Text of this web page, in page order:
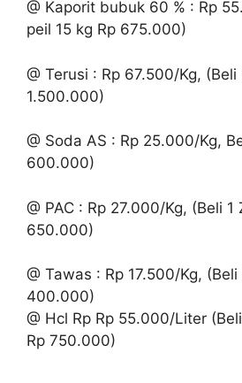
@ Kaporit bubuk 60 % : Rp
peil 15 kg Rp 675.000)
@ Terusi : Rp 67.500/Kg, (Beli
1.500.000)
@ Soda AS : Rp 25.000/Kg,
600.000)
@ PAC : Rp 27.000/Kg, (Beli 1
650.000)
@ Tawas : Rp 17.500/Kg,
400.000)
@ Hcl Rp Rp 55.000/Liter
Rp 750.000)